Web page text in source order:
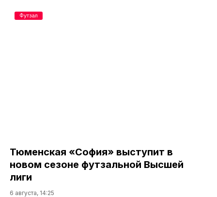
Тюменская «София» выступит в
новом сезоне футзальной Высшей
лиги
6 августа, 14:25
Футзал